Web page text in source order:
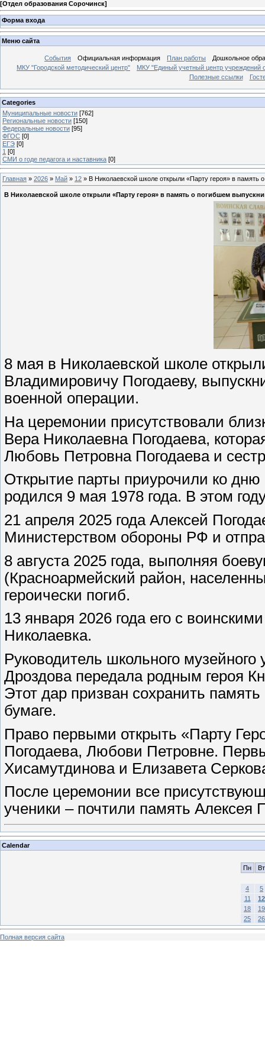
[Отдел образования Сорочинск]
Форма входа
Меню сайта
События Официальная информация План работы
Дошкольное
МКУ "Городской методический центр"
МКУ "Единый учетный центр учреждений
Полезные ссылки
Categories
Муниципальные новости [762]
Региональные новости [150]
Федеральные новости [95]
ФГОС [0]
ЕГЭ [0]
1 [0]
СМИ о годе педагога и наставника [0]
Главная » 2026 » Май » 12 » В Николаевской школе открыли «Парту героя» в память
В Николаевской школе открыли «Парту героя» в память о погибшем
8 мая в Николаевской школе
Владимировичу Погодаеву,
военной операции.
На церемонии присутствовали
Вера Николаевна Погодаева,
Любовь Петровна Погодаева и
Открытие парты приурочили ко
родился 9 мая 1978 года. В этом
21 апреля 2025 года Алексей
Министерством обороны РФ и
8 августа 2025 года, выполняя
(Красноармейский район,
героически погиб.
13 января 2026 года его с
Николаевка.
Руководитель школьного
Дроздова передала родным героя
Этот дар призван сохранить
бумаге.
Право первыми открыть «Парту
Погодаева, Любови Петровне.
Хисамутдинова и Елизавета
После церемонии все
ученики – почтили память Алексея
Calendar
Пн Вт
4
5
11
12
18
19
25
26
Полная версия сайта